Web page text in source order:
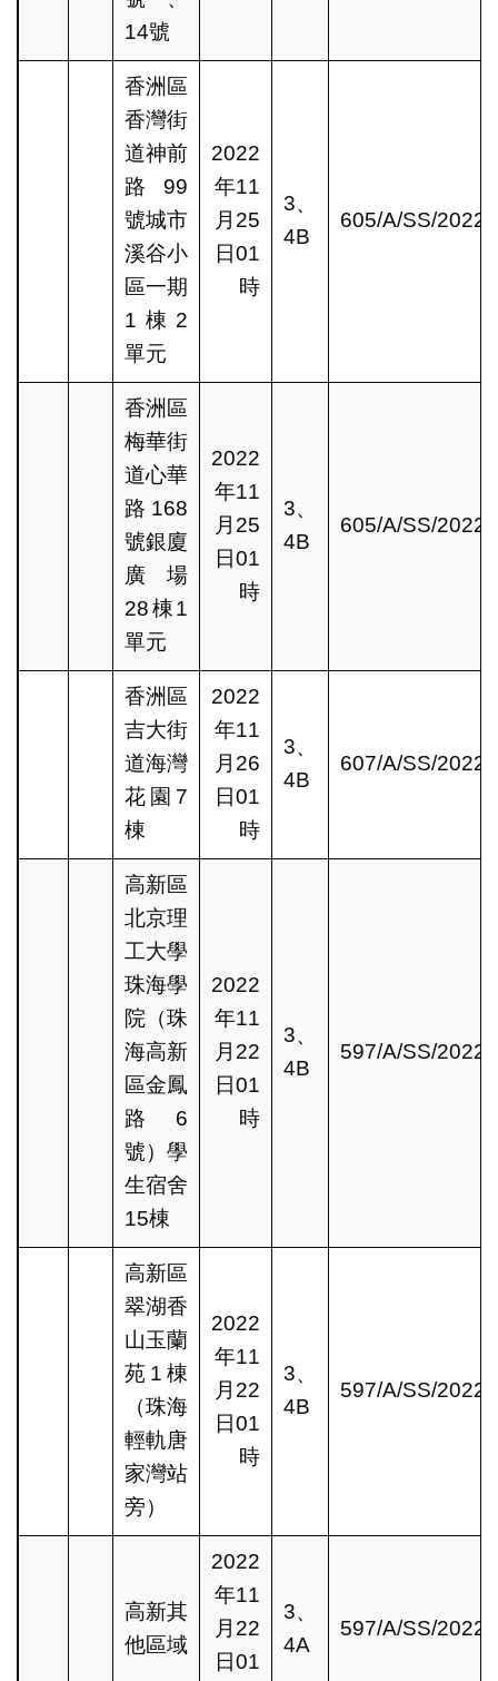
14號
香洲區
香灣街
道神前
路99
號城市
溪谷小
區一期
1棟2
單元
2022
年11
月25
日01
時
3、
4B
605/A/SS/2022
香洲區
梅華街
道心華
路168
號銀廈
廣場
28棟1
單元
2022
年11
月25
日01
時
3、
4B
605/A/SS/2022
香洲區
吉大街
道海灣
花園7
棟
2022
年11
月26
日01
時
3、
4B
607/A/SS/2022
高新區
北京理
工大學
珠海學
院（珠
海高新
區金鳳
路6
號）學
生宿舍
15棟
2022
年11
月22
日01
時
3、
4B
597/A/SS/2022
高新區
翠湖香
山玉蘭
苑1棟
（珠海
輕軌唐
家灣站
旁）
2022
年11
月22
日01
時
3、
4B
597/A/SS/2022
高新其
他區域
2022
年11
月22
日01
3、
4A
597/A/SS/2022